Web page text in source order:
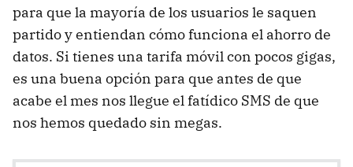
para que la mayoría de los usuarios le saquen
partido y entiendan cómo funciona el ahorro de
datos. Si tienes una tarifa móvil con pocos gigas,
es una buena opción para que antes de que
acabe el mes nos llegue el fatídico SMS de que
nos hemos quedado sin megas.